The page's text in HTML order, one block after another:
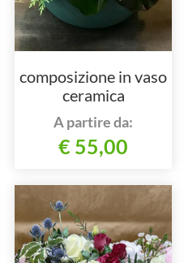
composizione in vaso
ceramica
A partire da:
€ 55,00